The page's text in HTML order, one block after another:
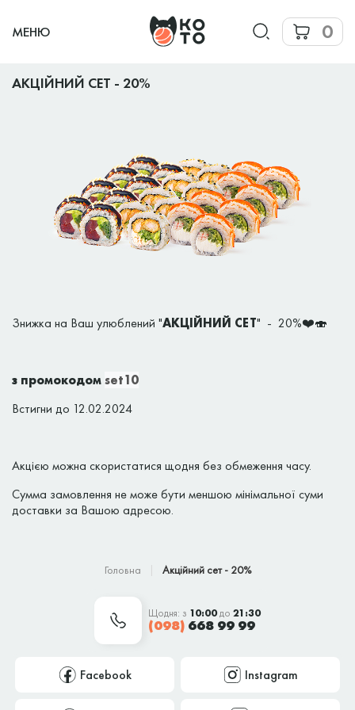
МЕНЮ 0
АКЦІЙНИЙ СЕТ - 20%
Знижка на Ваш улюблений "АКЦІЙНИЙ СЕТ" - 20%❤️🍣
з промокодомset10
Встигни до 12.02.2024
Акцією можна скористатися щодня без обмеження часу.
Сумма замовлення не може бути меншою мінімальної суми
доставки за Вашою адресою.
Головна Акційний сет - 20%
Щодня: з 10:00до 21:30
(098) 668 99 99
Facebook Instagram